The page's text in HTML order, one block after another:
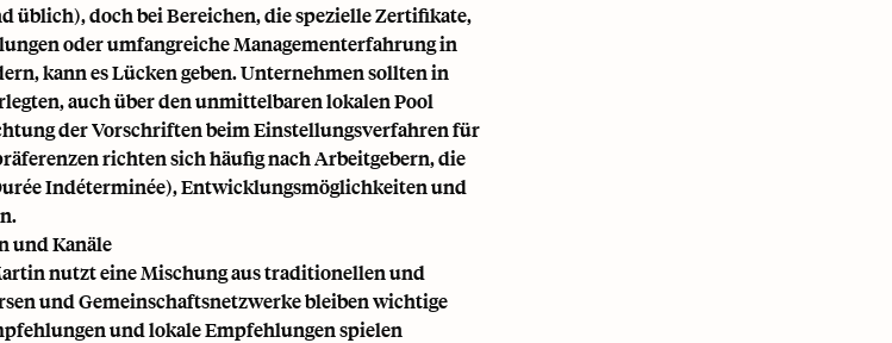
üblich), doch bei Bereichen, die spezielle Zertifikate,
oder umfangreiche Managementerfahrung in
kann es Lücken geben. Unternehmen sollten in
auch über den unmittelbaren lokalen Pool
der Vorschriften beim Einstellungsverfahren für
richten sich häufig nach Arbeitgebern, die
Indéterminée), Entwicklungsmöglichkeiten und
und Kanäle
nutzt eine Mischung aus traditionellen und
und Gemeinschaftsnetzwerke bleiben wichtige
und lokale Empfehlungen spielen